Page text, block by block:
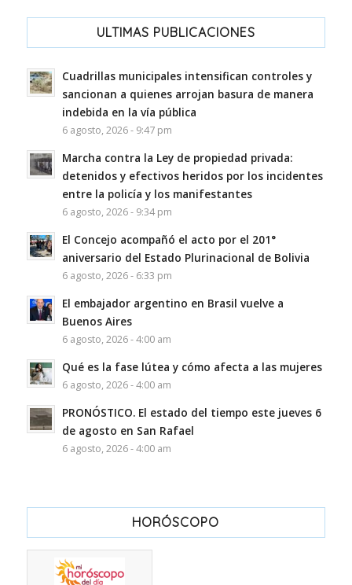
ULTIMAS PUBLICACIONES
Cuadrillas municipales intensifican controles y
sancionan a quienes arrojan basura de manera
indebida en la vía pública
6 agosto, 2026 - 9:47 pm
Marcha contra la Ley de propiedad privada:
detenidos y efectivos heridos por los incidentes
entre la policía y los manifestantes
6 agosto, 2026 - 9:34 pm
El Concejo acompañó el acto por el 201°
aniversario del Estado Plurinacional de Bolivia
6 agosto, 2026 - 6:33 pm
El embajador argentino en Brasil vuelve a
Buenos Aires
6 agosto, 2026 - 4:00 am
Qué es la fase lútea y cómo afecta a las mujeres
6 agosto, 2026 - 4:00 am
PRONÓSTICO. El estado del tiempo este jueves 6
de agosto en San Rafael
6 agosto, 2026 - 4:00 am
HORÓSCOPO